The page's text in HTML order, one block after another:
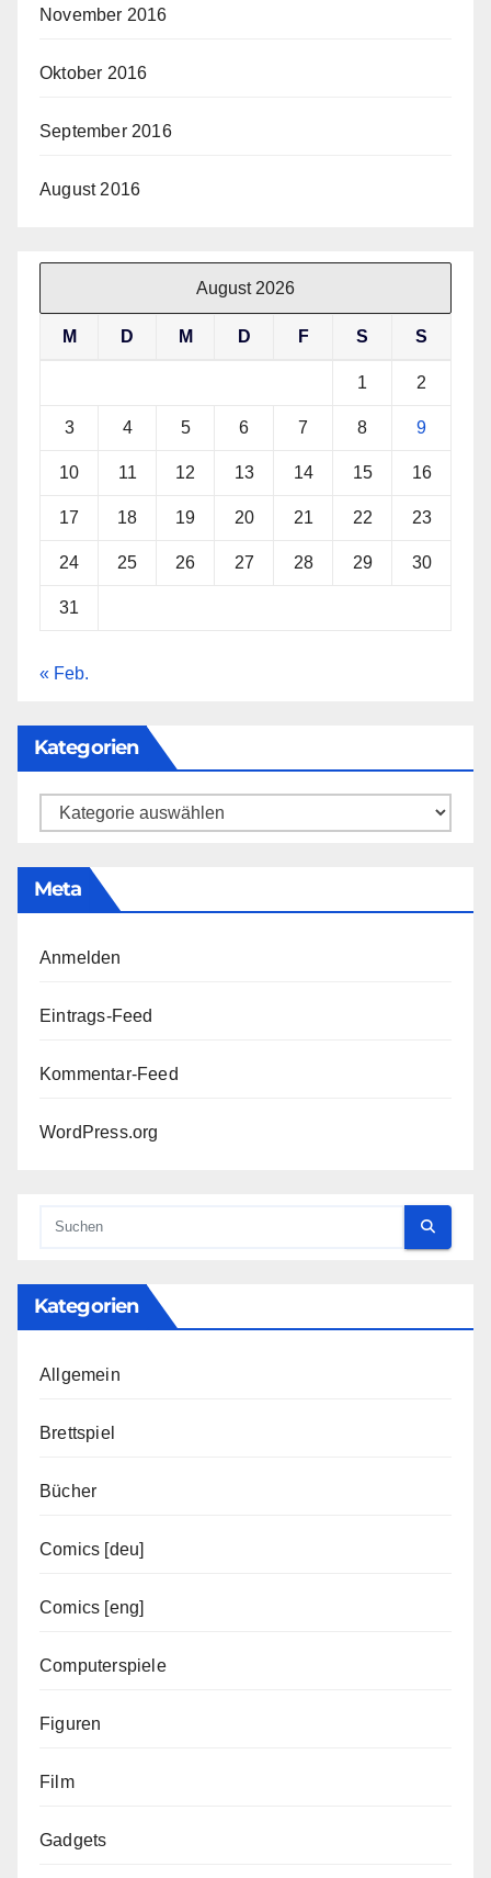
November 2016
Oktober 2016
September 2016
August 2016
August 2026
M D M D F S S
1 2
3 4 5 6 7 8 9
10 11 12 13 14 15 16
17 18 19 20 21 22 23
24 25 26 27 28 29 30
31
« Feb.
Kategorien
Kategorien
Meta
Anmelden
Eintrags-Feed
Kommentar-Feed
WordPress.org
Kategorien
Allgemein
Brettspiel
Bücher
Comics [deu]
Comics [eng]
Computerspiele
Figuren
Film
Gadgets